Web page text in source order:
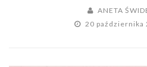
ANETA
20 października